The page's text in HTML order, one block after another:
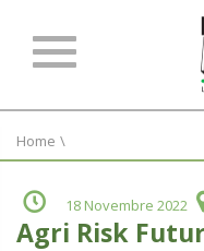
Home \
18 Novembre 2022
Agri Risk